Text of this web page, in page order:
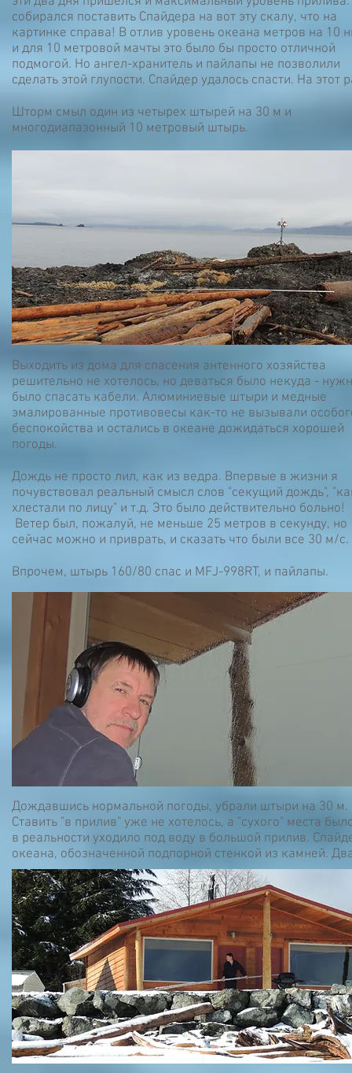
собирался поставить Спайдера на вот эту скалу, что на
картинке справа! В отлив уровень океана метров на 10
и для 10 метровой мачты это было бы просто отличной
подмогой. Но ангел-хранитель и пайлапы не позволили
сделать этой глупости. Спайдер удалось спасти. На этот
Шторм смыл один из четырех штырей на 30 м и
многодиапазонный 10 метровый штырь.
Выходить из дома для спасения антенного хозяйства
решительно не хотелось, но деваться было некуда -
было спасать кабели. Алюминиевые штыри и медные
эмалированные противовесы как-то не вызывали
беспокойства и остались в океане дожидаться хорошей
погоды.
Дождь не просто лил, как из ведра. Впервые в жизни я
почувствовал реальный смысл слов "секущий дождь",
хлестали по лицу" и т.д. Это было действительно больно!
Ветер был, пожалуй, не меньше 25 метров в секунду, но
сейчас можно и приврать, и сказать что были все 30 м/с.
Впрочем, штырь 160/80 спас и MFJ-998RT, и пайлапы.
Дождавшись нормальной погоды, убрали штыри на 30 м.
Ставить "в прилив" уже не хотелось, а "сухого" места
в реальности уходило под воду в большой прилив.
океана, обозначенной подпорной стенкой из камней.